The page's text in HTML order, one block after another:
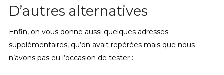
D’autres alternatives
Enfin, on vous donne aussi quelques adresses
supplémentaires, qu’on avait repérées mais que nous
n’avons pas eu l’occasion de tester :